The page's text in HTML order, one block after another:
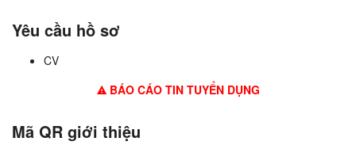
Yêu cầu hồ sơ
CV
BÁO CÁO TIN TUYỂN DỤNG
Mã QR giới thiệu